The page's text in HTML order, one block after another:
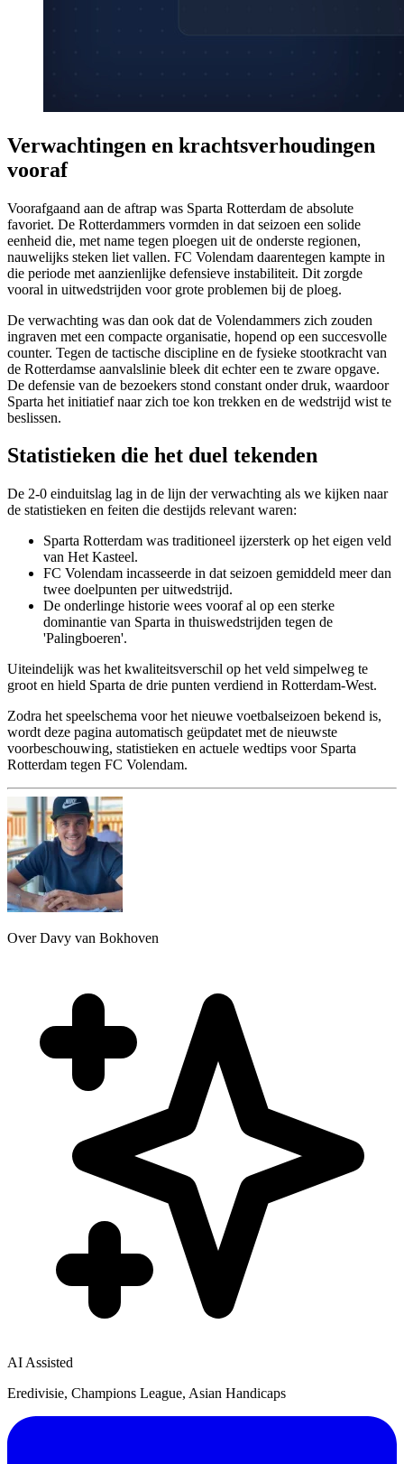
Verwachtingen en krachtsverhoudingen
vooraf
Voorafgaand aan de aftrap was Sparta Rotterdam de absolute
favoriet. De Rotterdammers vormden in dat seizoen een solide
eenheid die, met name tegen ploegen uit de onderste regionen,
nauwelijks steken liet vallen. FC Volendam daarentegen kampte in
die periode met aanzienlijke defensieve instabiliteit. Dit zorgde
vooral in uitwedstrijden voor grote problemen bij de ploeg.
De verwachting was dan ook dat de Volendammers zich zouden
ingraven met een compacte organisatie, hopend op een succesvolle
counter. Tegen de tactische discipline en de fysieke stootkracht van
de Rotterdamse aanvalslinie bleek dit echter een te zware opgave.
De defensie van de bezoekers stond constant onder druk, waardoor
Sparta het initiatief naar zich toe kon trekken en de wedstrijd wist te
beslissen.
Statistieken die het duel tekenden
De 2-0 einduitslag lag in de lijn der verwachting als we kijken naar
de statistieken en feiten die destijds relevant waren:
Sparta Rotterdam was traditioneel ijzersterk op het eigen veld
van Het Kasteel.
FC Volendam incasseerde in dat seizoen gemiddeld meer dan
twee doelpunten per uitwedstrijd.
De onderlinge historie wees vooraf al op een sterke
dominantie van Sparta in thuiswedstrijden tegen de
'Palingboeren'.
Uiteindelijk was het kwaliteitsverschil op het veld simpelweg te
groot en hield Sparta de drie punten verdiend in Rotterdam-West.
Zodra het speelschema voor het nieuwe voetbalseizoen bekend is,
wordt deze pagina automatisch geüpdatet met de nieuwste
voorbeschouwing, statistieken en actuele wedtips voor Sparta
Rotterdam tegen FC Volendam.
Over Davy van Bokhoven
AI Assisted
Eredivisie, Champions League, Asian Handicaps